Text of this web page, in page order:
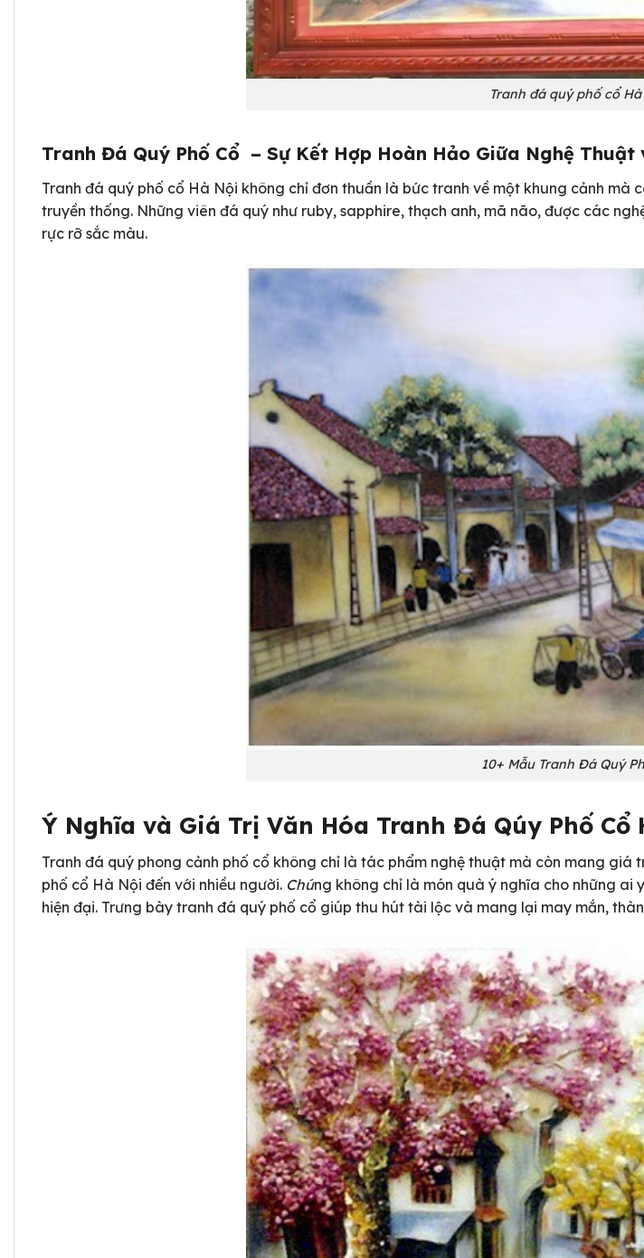
Tranh đá quý phố cổ
Tranh Đá Quý Phố Cổ – Sự Kết Hợp Hoàn Hảo Giữa Nghệ Thuật
Tranh đá quý phố cổ Hà Nội không chỉ đơn thuần là bức tranh về một khung cảnh
truyền thống. Những viên đá quý như ruby, sapphire, thạch anh, mã não, được các
rực rỡ sắc màu.
10+ Mẫu Tranh Đá Quý
Ý Nghĩa và Giá Trị Văn Hóa Tranh Đá Qúy Phố Cổ
Tranh đá quý phong cảnh phố cổ không chỉ là tác phẩm nghệ thuật mà còn mang
phố cổ Hà Nội đến với nhiều người. Chúng không chỉ là món quà ý nghĩa cho những
hiện đại. Trưng bày tranh đá quý phố cổ giúp thu hút tài lộc và mang lại may mắn,